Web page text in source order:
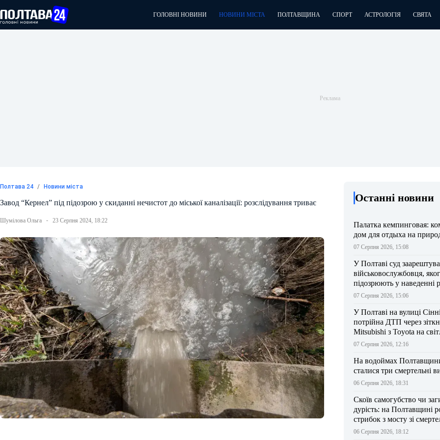
до
вмісту
ГОЛОВНІ НОВИНИ НОВИНИ МІСТА ПОЛТАВЩИНА СПОРТ АСТРОЛОГІЯ СВЯТА
Полтава 24 / Новини міста
Завод “Кернел” під підозрою у скиданні нечистот до міської каналізації: розслідування триває
Шумілова Ольга 23 Серпня 2024, 18:22
Останні новини
Палатка кемпинговая:
дом для отдыха на
07 Серпня 2026, 15:08
У Полтаві суд
військовослужбовця,
підозрюють у наведенні
БпЛА на власний
07 Серпня 2026, 15:06
У Полтаві на вулиці
потрійна ДТП через
Mitsubishi з Toyota на
07 Серпня 2026, 12:16
На водоймах
сталися три смертельні
06 Серпня 2026, 18:31
Скоїв самогубство чи
дурість: на Полтавщині
стрибок з мосту зі
результатом
06 Серпня 2026, 18:12